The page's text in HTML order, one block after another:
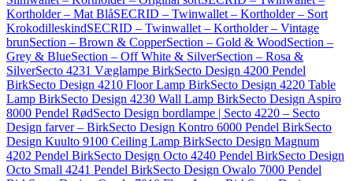
Kortholder – Mat BlåSECRID – Twinwallet – Kortholder – Sort
KrokodilleskindSECRID – Twinwallet – Kortholder – Vintage
brunSection – Brown & CopperSection – Gold & WoodSection –
Grey & BlueSection – Off White & SilverSection – Rosa &
SilverSecto 4231 Væglampe BirkSecto Design 4200 Pendel
BirkSecto Design 4210 Floor Lamp BirkSecto Design 4220 Table
Lamp BirkSecto Design 4230 Wall Lamp BirkSecto Design Aspiro
8000 Pendel RødSecto Design bordlampe | Secto 4220 – Secto
Design farver – BirkSecto Design Kontro 6000 Pendel BirkSecto
Design Kuulto 9100 Ceiling Lamp BirkSecto Design Magnum
4202 Pendel BirkSecto Design Octo 4240 Pendel BirkSecto Design
Octo Small 4241 Pendel BirkSecto Design Owalo 7000 Pendel